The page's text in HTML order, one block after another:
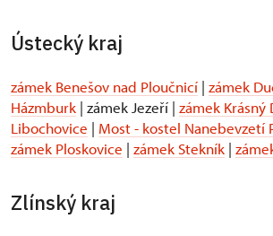
Ústecký kraj
zámek Benešov nad Ploučnicí | zámek
Házmburk | zámek Jezeří | zámek Krásný
Libochovice | Most - kostel Nanebevzetí
zámek Ploskovice | zámek Stekník |
Zlínský kraj